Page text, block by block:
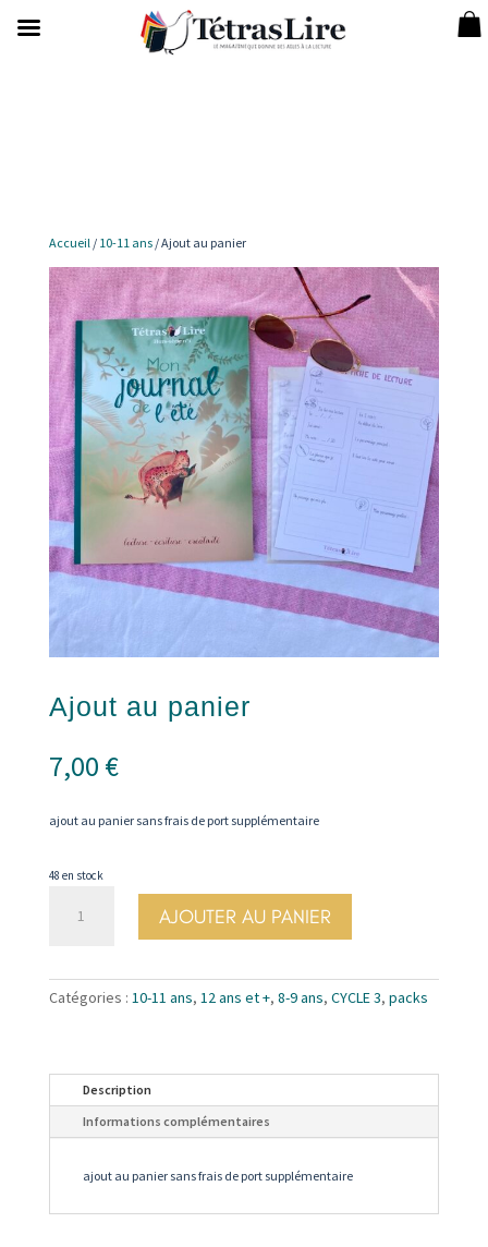
Accueil/ 10-11 ans/ Ajout au panier
Ajout au panier
7,00 €
ajout au panier sans frais de port supplémentaire
48 en stock
panier
AJOUTER AU PANIER
Catégories : 10-11 ans, 12 ans et +, 8-9 ans, CYCLE 3, packs
Description
Informations complémentaires
ajout au panier sans frais de port supplémentaire